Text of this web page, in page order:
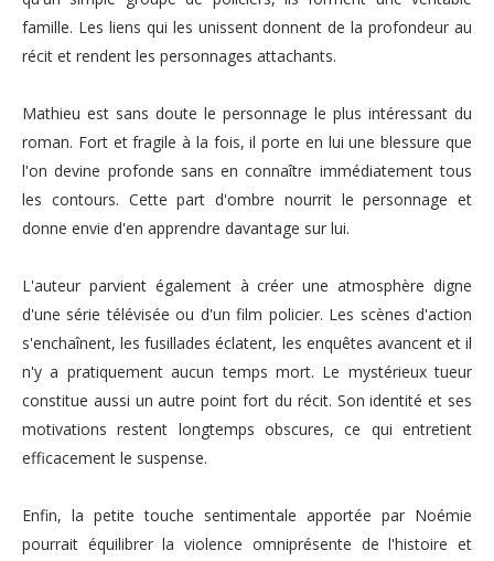
famille. Les liens qui les unissent donnent de la profondeur au
récit et rendent les personnages attachants.
Mathieu est sans doute le personnage le plus intéressant du
roman. Fort et fragile à la fois, il porte en lui une blessure que
l'on devine profonde sans en connaître immédiatement tous
les contours. Cette part d'ombre nourrit le personnage et
donne envie d'en apprendre davantage sur lui.
L'auteur parvient également à créer une atmosphère digne
d'une série télévisée ou d'un film policier. Les scènes d'action
s'enchaînent, les fusillades éclatent, les enquêtes avancent et il
n'y a pratiquement aucun temps mort. Le mystérieux tueur
constitue aussi un autre point fort du récit. Son identité et ses
motivations restent longtemps obscures, ce qui entretient
efficacement le suspense.
Enfin, la petite touche sentimentale apportée par Noémie
pourrait équilibrer la violence omniprésente de l'histoire et